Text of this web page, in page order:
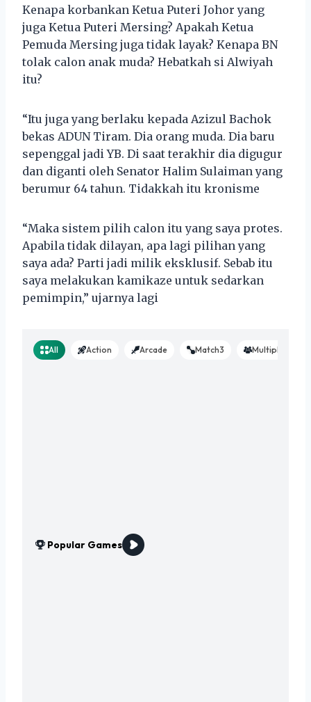
Kenapa korbankan Ketua Puteri Johor yang
juga Ketua Puteri Mersing? Apakah Ketua
Pemuda Mersing juga tidak layak? Kenapa BN
tolak calon anak muda? Hebatkah si Alwiyah
itu?
“Itu juga yang berlaku kepada Azizul Bachok
bekas ADUN Tiram. Dia orang muda. Dia baru
sepenggal jadi YB. Di saat terakhir dia digugur
dan diganti oleh Senator Halim Sulaiman yang
berumur 64 tahun. Tidakkah itu kronisme
“Maka sistem pilih calon itu yang saya protes.
Apabila tidak dilayan, apa lagi pilihan yang
saya ada? Parti jadi milik eksklusif. Sebab itu
saya melakukan kamikaze untuk sedarkan
pemimpin,” ujarnya lagi